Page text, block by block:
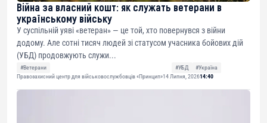
Війна за власний кошт: як служать ветерани в
українському війську
У суспільній уяві «ветеран» — це той, хто повернувся з війни
додому. Але сотні тисяч людей зі статусом учасника бойових дій
(УБД) продовжують служи...
#Ветерани #УБД
#Україна
Правозахисний центр для військовослужбовців «Принцип»14 Липня, 202614:40